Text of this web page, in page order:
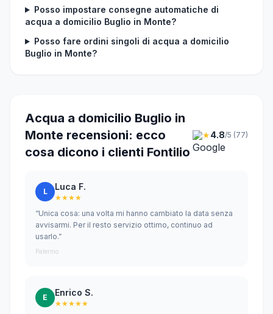
Posso impostare consegne automatiche di
acqua a domicilio Buglio in Monte?
Posso fare ordini singoli di acqua a domicilio
Buglio in Monte?
Acqua a domicilio Buglio in
Monte recensioni: ecco
cosa dicono i clienti Fontilio
★4.8/5 (77)
L Luca F.
★★★★
“Unica cosa: una volta mi hanno cambiato la data senza
avvisarmi. Per il resto servizio ottimo, continuo ad
usarlo.”
Palermo
E Enrico S.
★★★★★